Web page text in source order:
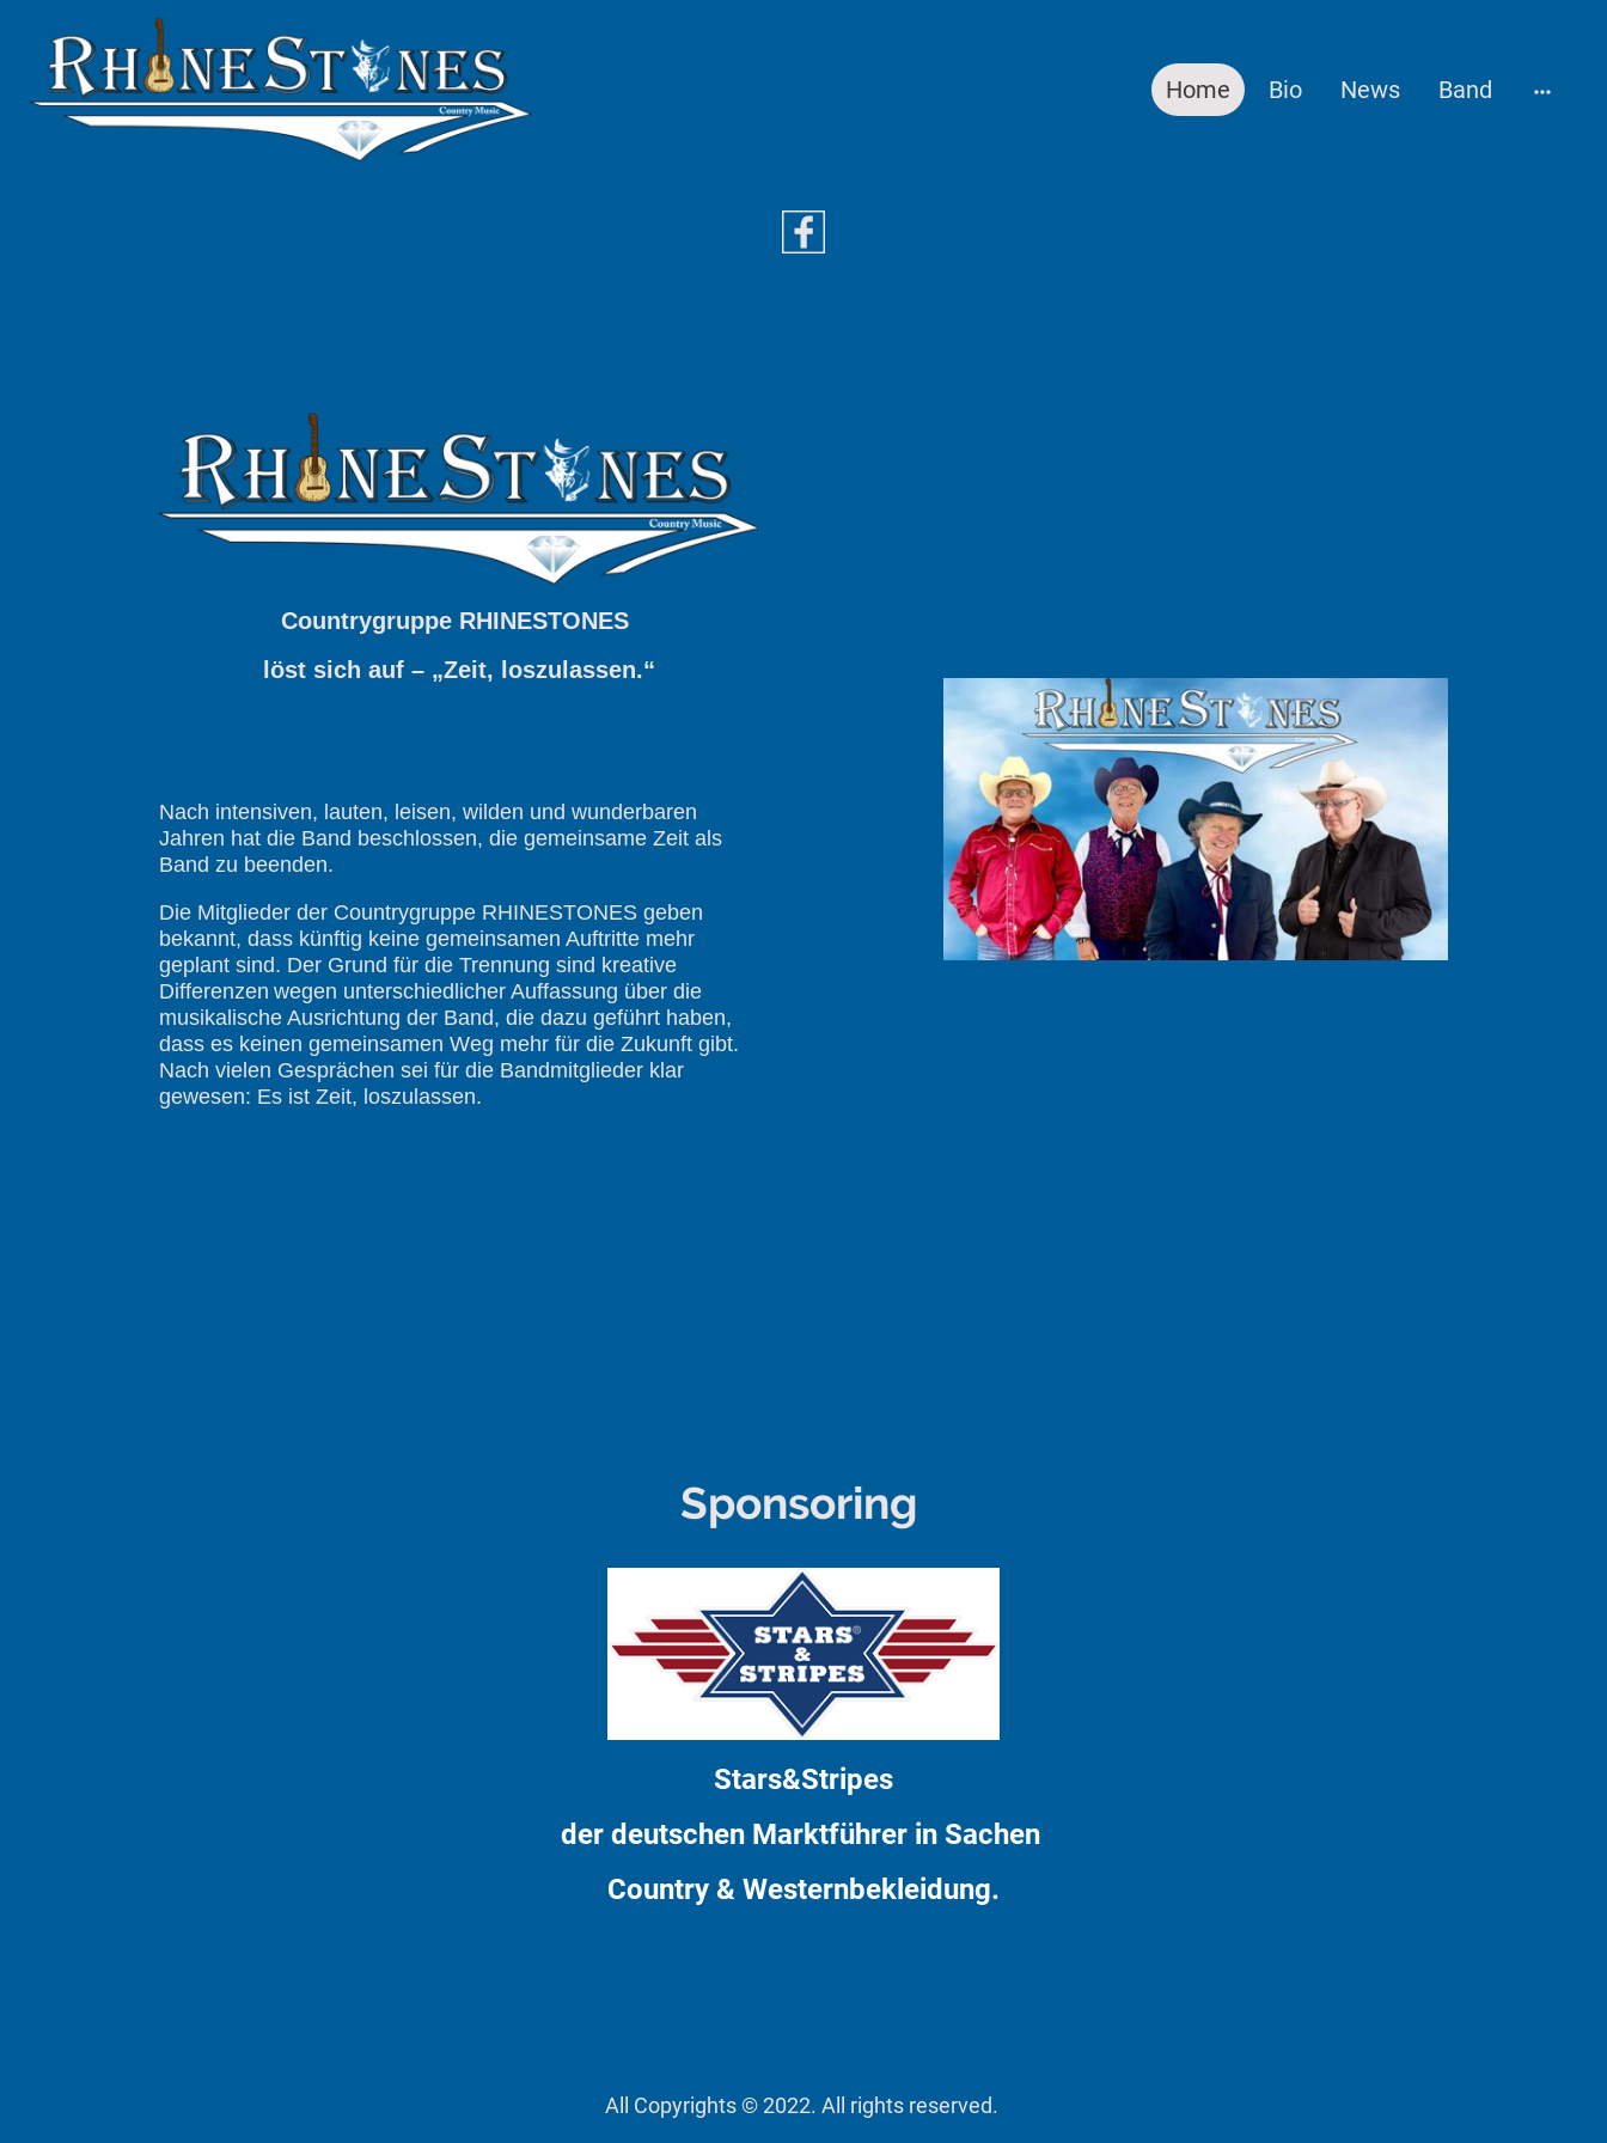
Home Bio News Band
Countrygruppe RHINESTONES
löst sich auf – „Zeit, loszulassen.“
Nach intensiven, lauten, leisen, wilden und wunderbaren
Jahren hat die Band beschlossen, die gemeinsame Zeit als
Band zu beenden.
Die Mitglieder der Countrygruppe RHINESTONES geben
bekannt, dass künftig keine gemeinsamen Auftritte mehr
geplant sind. Der Grund für die Trennung sind kreative
Differenzen wegen unterschiedlicher Auffassung über die
musikalische Ausrichtung der Band, die dazu geführt haben,
dass es keinen gemeinsamen Weg mehr für die Zukunft gibt.
Nach vielen Gesprächen sei für die Bandmitglieder klar
gewesen: Es ist Zeit, loszulassen.
Sponsoring
Stars&Stripes
der deutschen Marktführer in Sachen
Country & Westernbekleidung.
All Copyrights © 2022. All rights reserved.